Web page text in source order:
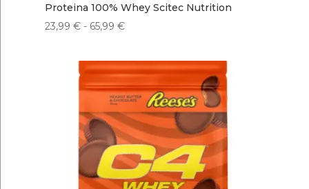
Proteina 100% Whey Scitec Nutrition
23,99 € - 65,99 €Rango
precios:
desde
23,99 €
hasta
65,99 €